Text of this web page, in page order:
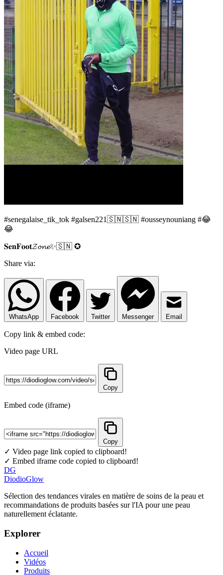
#senegalaise_tik_tok #galsen221🇸🇳🇸🇳 #ousseynouniang #😂
😂
𝐒𝐞𝐧𝐅𝐨𝐨𝐭𝓩𝓸𝓷𝓮✨🇸🇳 ✪
Share via:
WhatsApp Facebook Twitter Messenger Email
Copy link & embed code:
Video page URL
Copy
Embed code (iframe)
Copy
✓ Video page link copied to clipboard!
✓ Embed iframe code copied to clipboard!
DG
DiodioGlow
Sélection des tendances virales en matière de soins de la peau et
recommandations de produits basées sur l'IA pour une peau
naturellement éclatante.
Explorer
Accueil
Vidéos
Produits